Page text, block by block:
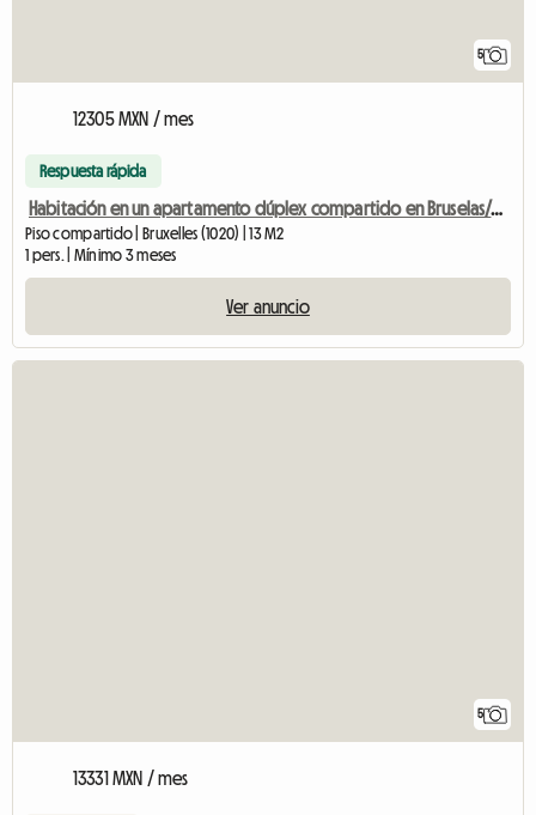
5
12305 MXN / mes
Respuesta rápida
Habitación en un apartamento dúplex compartido en Bruselas/Atomium
Piso compartido | Bruxelles (1020) | 13 M2
1 pers. | Mínimo 3 meses
Ver anuncio
5
13331 MXN / mes